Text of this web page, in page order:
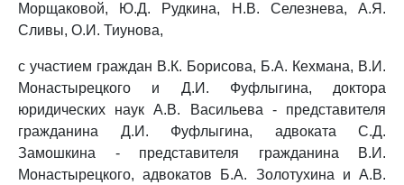
Морщаковой, Ю.Д. Рудкина, Н.В. Селезнева, А.Я.
Сливы, О.И. Тиунова,
с участием граждан В.К. Борисова, Б.А. Кехмана, В.И.
Монастырецкого и Д.И. Фуфлыгина, доктора
юридических наук А.В. Васильева - представителя
гражданина Д.И. Фуфлыгина, адвоката С.Д.
Замошкина - представителя гражданина В.И.
Монастырецкого, адвокатов Б.А. Золотухина и А.В.